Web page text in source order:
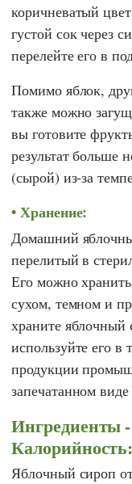
коричневатый
густой сок через
перелейте его в
Помимо яблок,
также можно
вы готовите
результат больше
(сырой) из-за
Хранение:
Домашний
перелитый в
Его можно
сухом, темном и
храните яблочный
используйте его в
продукции
запечатанном виде
Ингредиенты
Калорийность:
Яблочный сироп